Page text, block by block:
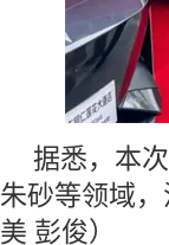
据悉，本
朱砂等领域
美 彭俊）